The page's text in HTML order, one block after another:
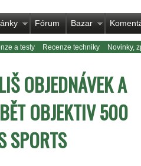
Fórum Bazar
a testy Recenze techniky Novinky,
OBJEDNÁVEK A
OBJEKTIV 500
SPORTS